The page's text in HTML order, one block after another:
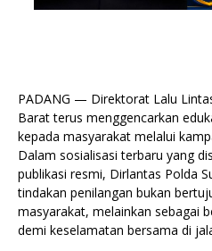
PADANG — Direktorat Lalu
Barat terus menggencarkan
kepada masyarakat melalui
Dalam sosialisasi terbaru yang
publikasi resmi, Dirlantas Polda
tindakan penilangan bukan
masyarakat, melainkan sebagai
demi keselamatan bersama di